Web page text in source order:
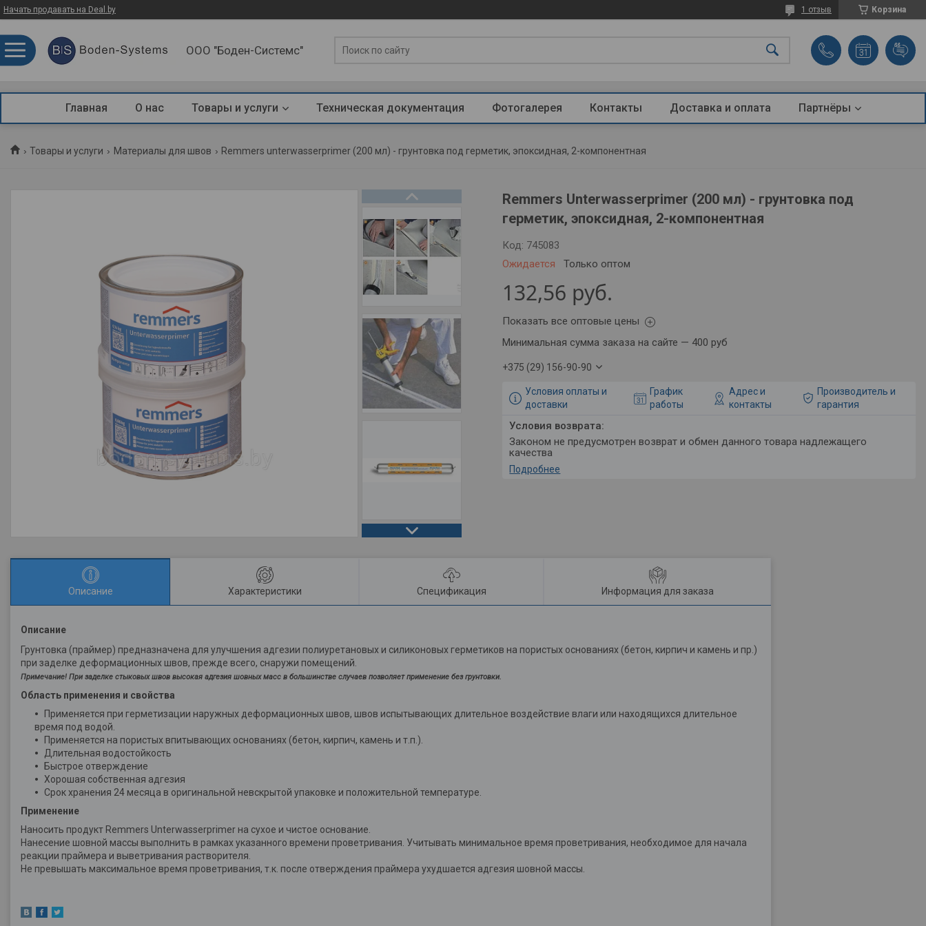
Начать продавать на Deal.by Корзина
1 отзыв
ООО "Боден-Системс"
Главная О нас Товары и услуги Техническая документация Фотогалерея Контакты Доставка и оплата Партнёры
Товары и услуги Материалы для швов Remmers unterwasserprimer (200 мл) - грунтовка под герметик, эпоксидная, 2-компонентная
Remmers Unterwasserprimer (200 мл) - грунтовка под
герметик, эпоксидная, 2-компонентная
Ожидается Только оптом
Код: 745083
132,56 руб.
Показать все оптовые цены
Минимальная сумма заказа на сайте — 400 руб
+375 (29) 156-90-90
Условия оплаты и
доставки
График
работы
Адрес и
контакты
Производитель и
гарантия
Законом не предусмотрен возврат и обмен данного товара надлежащего
качества
Подробнее
Описание Характеристики Спецификация Информация для заказа
Описание
Грунтовка (праймер) предназначена для улучшения адгезии полиуретановых и силиконовых герметиков на пористых основаниях (бетон, кирпич и камень и пр.)
при заделке деформационных швов, прежде всего, снаружи помещений.
Примечание! При заделке стыковых швов высокая адгезия шовных масс в большинстве случаев позволяет применение без грунтовки.
Область применения и свойства
Применяется при герметизации наружных деформационных швов, швов испытывающих длительное воздействие влаги или находящихся длительное
время под водой.
Применяется на пористых впитывающих основаниях (бетон, кирпич, камень и т.п.).
Длительная водостойкость
Быстрое отверждение
Хорошая собственная адгезия
Срок хранения 24 месяца в оригинальной невскрытой упаковке и положительной температуре.
Применение
Наносить продукт Remmers Unterwasserprimer на сухое и чистое основание.
Нанесение шовной массы выполнить в рамках указанного времени проветривания. Учитывать минимальное время проветривания, необходимое для начала
реакции праймера и выветривания растворителя.
Не превышать максимальное время проветривания, т.к. после отверждения праймера ухудшается адгезия шовной массы.